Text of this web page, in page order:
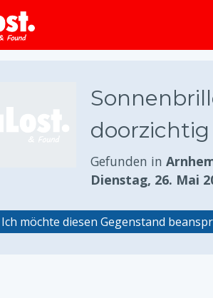
doorzichtig
Gefunden in
Dienstag, 26. Mai
Ich möchte diesen Gegenstand